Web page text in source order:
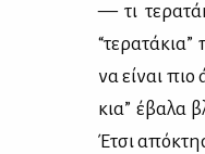
— τι
“τε­ρα­τά­κια”
να εί­ναι πιο
κια” έβα­λα
Έτσι